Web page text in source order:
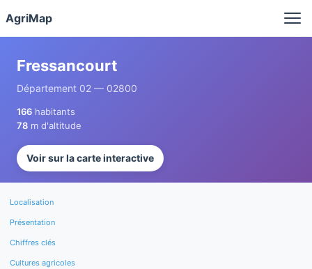
AgriMap
Fressancourt
Département 02 — 02800
166 habitants
78 m d'altitude
Voir sur la carte interactive
Localisation
Présentation
Chiffres clés
Cultures agricoles